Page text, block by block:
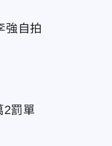
強自拍
罰單